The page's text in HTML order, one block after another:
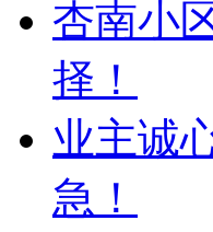
杏南小
择！
业主诚
急！